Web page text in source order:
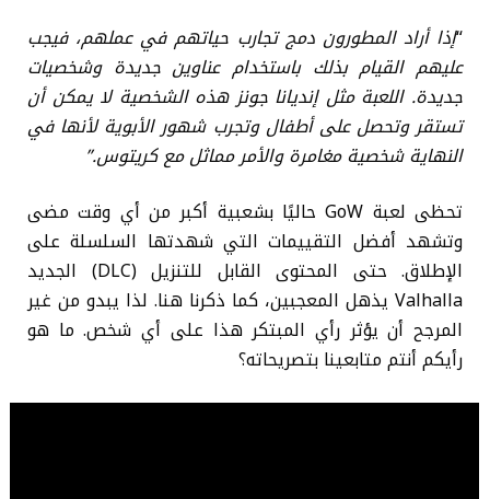
“إذا أراد المطورون دمج تجارب حياتهم في عملهم، فيجب
عليهم القيام بذلك باستخدام عناوين جديدة وشخصيات
جديدة. اللعبة مثل إنديانا جونز هذه الشخصية لا يمكن أن
تستقر وتحصل على أطفال وتجرب شهور الأبوية لأنها في
النهاية شخصية مغامرة والأمر مماثل مع كريتوس.”
تحظى لعبة GoW حاليًا بشعبية أكبر من أي وقت مضى
وتشهد أفضل التقييمات التي شهدتها السلسلة على
الإطلاق. حتى المحتوى القابل للتنزيل (DLC) الجديد
Valhalla يذهل المعجبين، كما ذكرنا هنا. لذا يبدو من غير
المرجح أن يؤثر رأي المبتكر هذا على أي شخص. ما هو
رأيكم أنتم متابعينا بتصريحاته؟